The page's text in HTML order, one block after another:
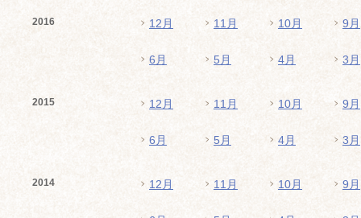
2016 12月 11月 10月 9月
6月 5月 4月 3月
2015 12月 11月 10月 9月
6月 5月 4月 3月
2014 12月 11月 10月 9月